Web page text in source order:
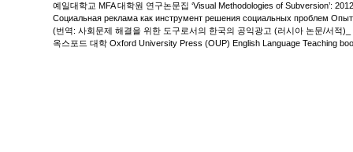
예일대학교 MFA 대학원 연구논문집 ‘Visual Methodologies of Subversion’:
Социальная реклама как инструмент решения социальных проблем
(번역: 사회문제 해결을 위한 도구로서의 한국의 공익광고 (러시아 논문/서적)_
옥스포드 대학 Oxford University Press (OUP) English Language Teaching